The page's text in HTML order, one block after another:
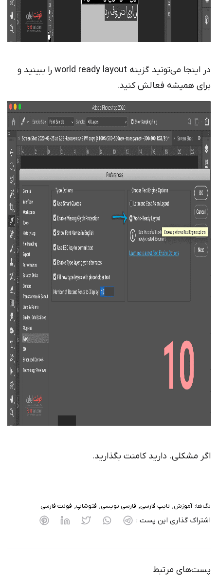
در اینجا می‌تونید گزینه world ready layout را ببینید و
برای همیشه فعالش کنید.
اگر مشکلی. دارید کامنت بگذارید.
تگ‌ها: آموزش تایپ فارسی فارسی نویسی فتوشاپ فونت فارسی
اشتراک گذاری این پست :
پست‌های مرتبط